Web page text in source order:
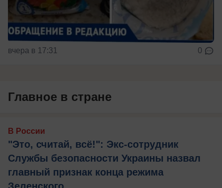
вчера в 17:31 0
Главное в стране
В России
"Это, считай, всё!": Экс-сотрудник
Службы безопасности Украины назвал
главный признак конца режима